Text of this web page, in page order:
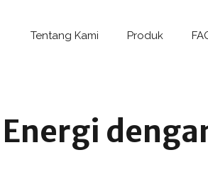
Tentang Kami Produk